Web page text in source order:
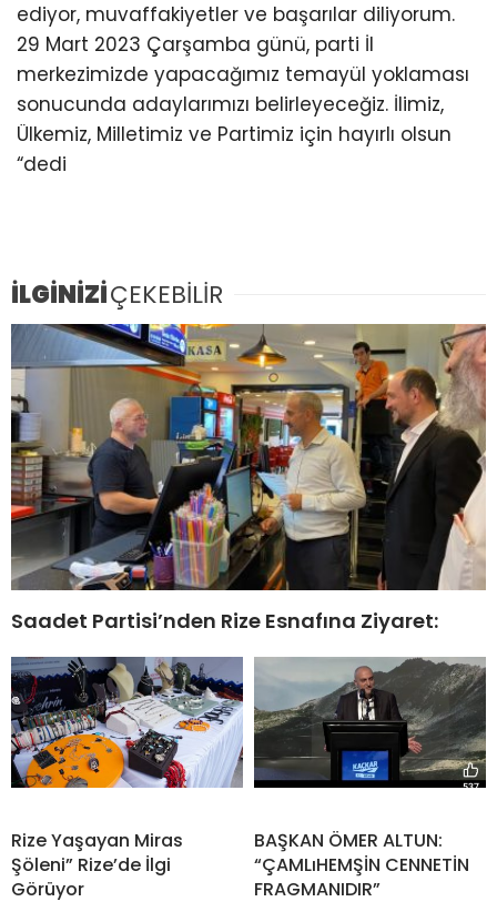
ediyor, muvaffakiyetler ve başarılar diliyorum.
29 Mart 2023 Çarşamba günü, parti İl
merkezimizde yapacağımız temayül yoklaması
sonucunda adaylarımızı belirleyeceğiz. İlimiz,
Ülkemiz, Milletimiz ve Partimiz için hayırlı olsun
“dedi
İLGİNİZİÇEKEBİLİR
Saadet Partisi’nden Rize Esnafına Ziyaret:
Rize Yaşayan Miras
Şöleni” Rize’de İlgi
Görüyor
BAŞKAN ÖMER ALTUN:
“ÇAMLıHEMŞİN CENNETİN
FRAGMANIDIR”